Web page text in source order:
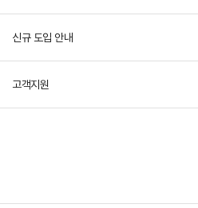
신규 도입 안내
고객지원